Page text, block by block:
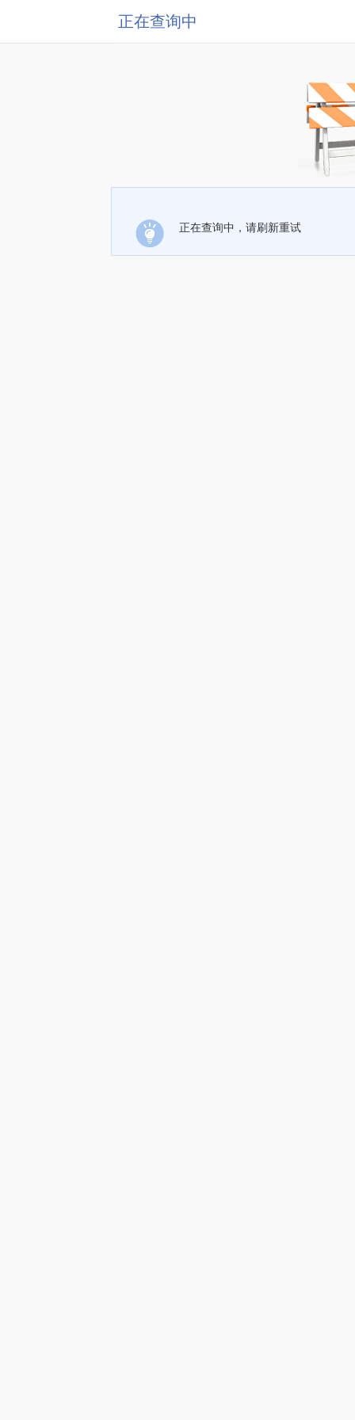
正在查询中
正在查询中，请刷新重试